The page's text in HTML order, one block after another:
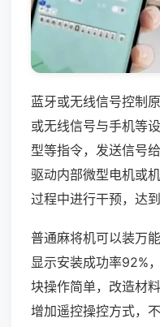
蓝牙或无线信号控制
或无线信号与手机等
型等指令，发送信号
驱动内部微型电机或
过程中进行干预，达到
普通麻将机可以装万
显示安装成功率92%
块操作简单，改造材
增加遥控操控方式，